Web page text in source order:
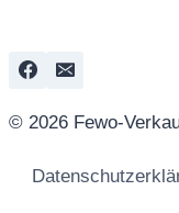
© 2026 Fewo-